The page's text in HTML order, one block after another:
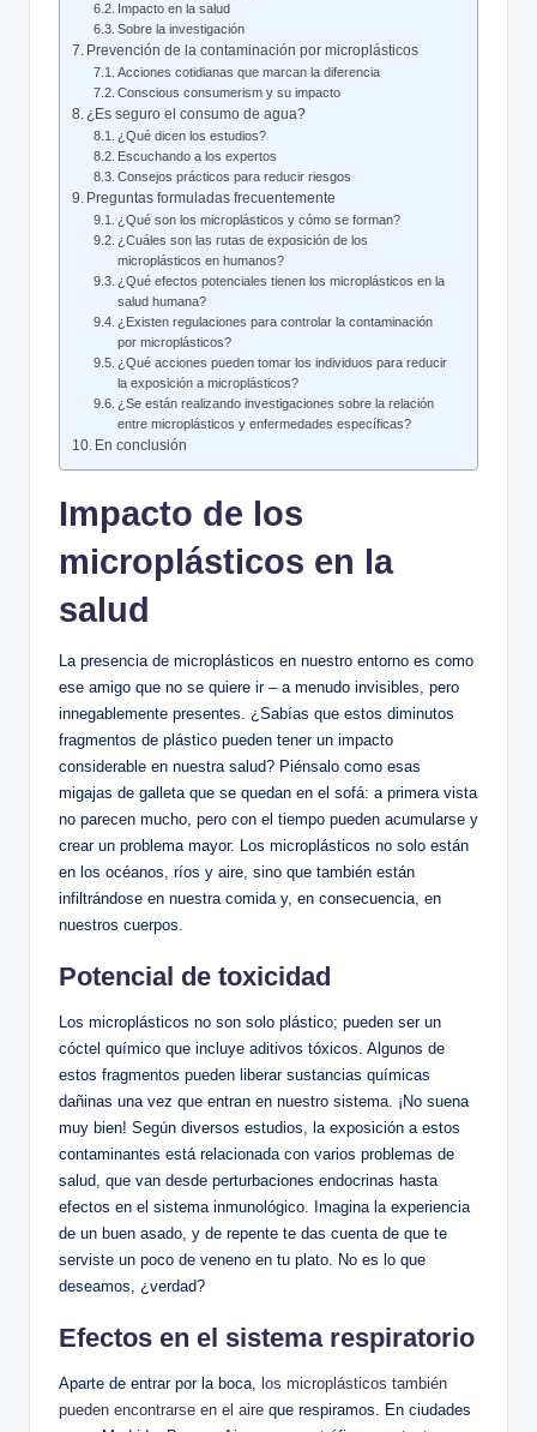
Impacto en la salud
Sobre la investigación
Prevención de la contaminación por microplásticos
Acciones cotidianas que marcan la diferencia
Conscious consumerism y su impacto
¿Es seguro el consumo de agua?
¿Qué dicen los estudios?
Escuchando a los expertos
Consejos prácticos para reducir riesgos
Preguntas formuladas frecuentemente
¿Qué son los microplásticos y cómo se forman?
¿Cuáles son las rutas de exposición de los
microplásticos en humanos?
¿Qué efectos potenciales tienen los microplásticos en la
salud humana?
¿Existen regulaciones para controlar la contaminación
por microplásticos?
¿Qué acciones pueden tomar los individuos para reducir
la exposición a microplásticos?
¿Se están realizando investigaciones sobre la relación
entre microplásticos y enfermedades específicas?
En conclusión
Impacto de los
microplásticos en la
salud
La presencia de microplásticos en nuestro entorno es como
ese amigo que no se quiere ir – a menudo invisibles, pero
innegablemente presentes. ¿Sabías que estos diminutos
fragmentos de plástico pueden tener un impacto
considerable en nuestra salud? Piénsalo como esas
migajas de galleta que se quedan en el sofá: a primera vista
no parecen mucho, pero con el tiempo pueden acumularse y
crear un problema mayor. Los microplásticos no solo están
en los océanos, ríos y aire, sino que también están
infiltrándose en nuestra comida y, en consecuencia, en
nuestros cuerpos.
Potencial de toxicidad
Los microplásticos no son solo plástico; pueden ser un
cóctel químico que incluye aditivos tóxicos. Algunos de
estos fragmentos pueden liberar sustancias químicas
dañinas una vez que entran en nuestro sistema. ¡No suena
muy bien! Según diversos estudios, la exposición a estos
contaminantes está relacionada con varios problemas de
salud, que van desde perturbaciones endocrinas hasta
efectos en el sistema inmunológico. Imagina la experiencia
de un buen asado, y de repente te das cuenta de que te
serviste un poco de veneno en tu plato. No es lo que
deseamos, ¿verdad?
Efectos en el sistema respiratorio
Aparte de entrar por la boca, los microplásticos también
pueden encontrarse en el aire que respiramos. En ciudades